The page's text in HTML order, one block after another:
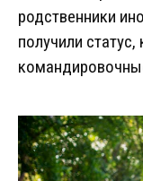
родственники
получили